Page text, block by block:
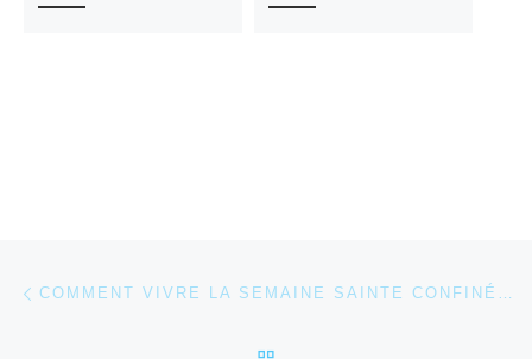
Parcourir les articles COMMENT VIVRE LA SEMAINE SAINTE CONFINÉ À VOTRE DOMICILE